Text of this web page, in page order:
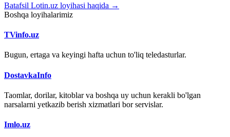
Batafsil Lotin.uz loyihasi haqida →
Boshqa loyihalarimiz
TVinfo.uz
Bugun, ertaga va keyingi hafta uchun to'liq teledasturlar.
DostavkaInfo
Taomlar, dorilar, kitoblar va boshqa uy uchun kerakli bo'lgan
narsalarni yetkazib berish xizmatlari bor servislar.
Imlo.uz